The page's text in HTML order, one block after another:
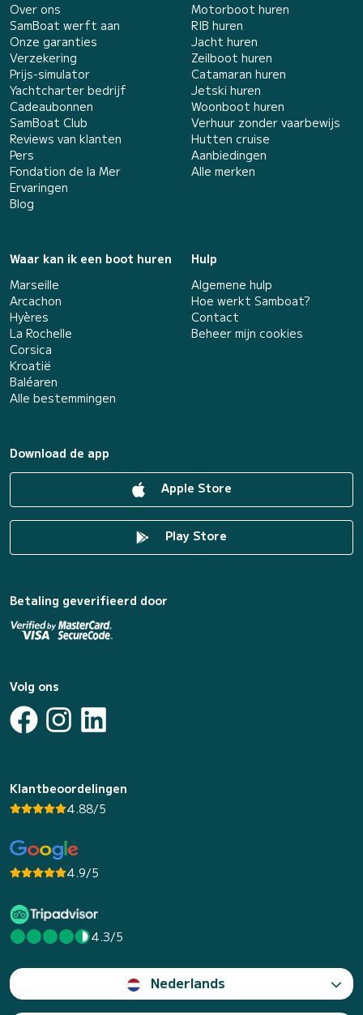
Over ons
SamBoat werft aan
Onze garanties
Verzekering
Prijs-simulator
Yachtcharter bedrijf
Cadeaubonnen
SamBoat Club
Reviews van klanten
Pers
Fondation de la Mer
Ervaringen
Blog
Motorboot huren
RIB huren
Jacht huren
Zeilboot huren
Catamaran huren
Jetski huren
Woonboot huren
Verhuur zonder vaarbewijs
Hutten cruise
Aanbiedingen
Alle merken
Waar kan ik een boot huren
Marseille
Arcachon
Hyères
La Rochelle
Corsica
Kroatië
Baléaren
Alle bestemmingen
Hulp
Algemene hulp
Hoe werkt Samboat?
Contact
Beheer mijn cookies
Download de app
Apple Store
Play Store
Betaling geverifieerd door
Volg ons
Klantbeoordelingen
4.88/5
4.9/5
4.3/5
Nederlands